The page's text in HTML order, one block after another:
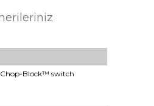
Chop-Block™ switch